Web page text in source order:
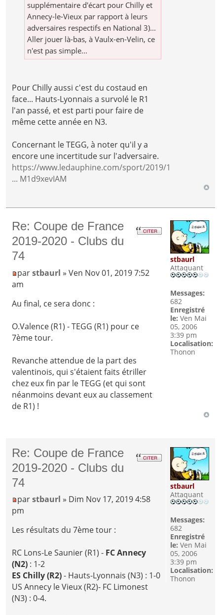
supplémentaire d'écart pour Chilly et
Annecy-le-Vieux par rapport à leurs
adversaires respectifs en National 3)...
Aller jouer là-bas, à Vaulx-en-Velin, ce
n'est pas simple...
Pour Chilly aussi c'est du costaud en
face... Hauts-Lyonnais a survolé le R1
l'an passé, et est parti pour faire de
même cette année en N3.
Concernant le TEGG, à noter qu'il y a
encore une incertitude sur l'adversaire.
https://www.ledauphine.com/sport/2019/1
... M1d9xevIAM
Re: Coupe de France
2019-2020 - Clubs du
74
parstbaurl » Ven Nov 01, 2019 7:52
am
Au final, ce sera donc :
O.Valence (R1) - TEGG (R1) pour ce
7ème tour.
Revanche attendue de la part des
valentinois, qui s'étaient faits étriller
chez eux fin par le TEGG (et qui sont
néanmoins devant eux au classement
de R1) !
stbaurl
Attaquant
Messages:
682
Enregistré
le: Ven Mai
05, 2006
3:39 pm
Localisation:
Thonon
Re: Coupe de France
2019-2020 - Clubs du
74
parstbaurl » Dim Nov 17, 2019 4:58
pm
Les résultats du 7ème tour :
RC Lons-Le Saunier (R1) - FC Annecy
(N2) : 1-2
ES Chilly (R2)- Hauts-Lyonnais (N3) : 1-0
US Annecy le Vieux (R2)- FC Limonest
(N3) : 0-4.
stbaurl
Attaquant
Messages:
682
Enregistré
le: Ven Mai
05, 2006
3:39 pm
Localisation:
Thonon